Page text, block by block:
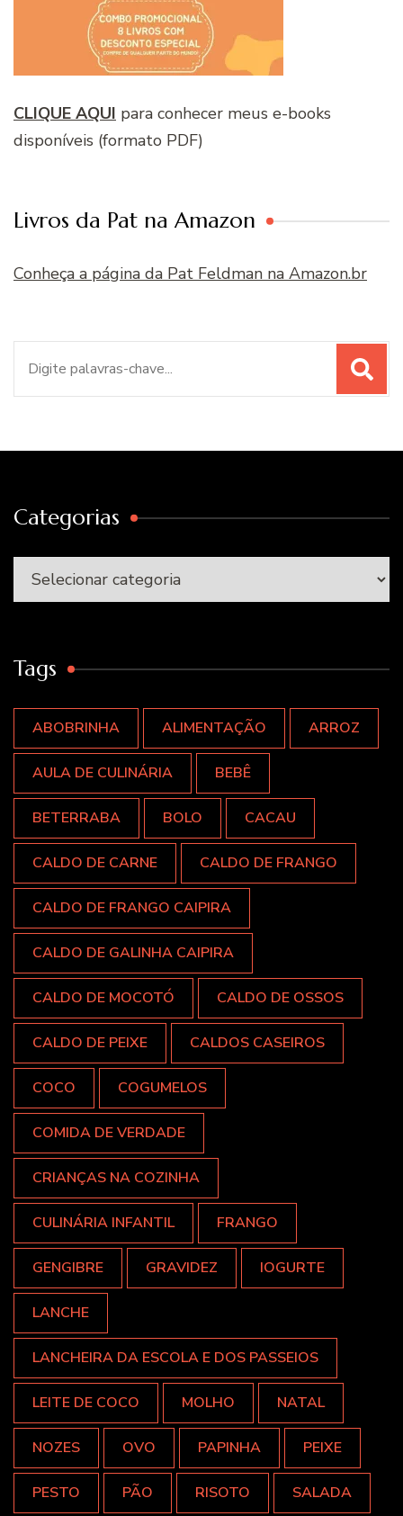
CLIQUE AQUI para conhecer meus e-books
disponíveis (formato PDF)
Livros da Pat na Amazon
Conheça a página da Pat Feldman na Amazon.br
Categorias
Categorias
Tags
ABOBRINHA ALIMENTAÇÃO ARROZ
AULA DE CULINÁRIA BEBÊ
BETERRABA BOLO CACAU
CALDO DE CARNE CALDO DE FRANGO
CALDO DE FRANGO CAIPIRA
CALDO DE GALINHA CAIPIRA
CALDO DE MOCOTÓ CALDO DE OSSOS
CALDO DE PEIXE CALDOS CASEIROS
COCO COGUMELOS
COMIDA DE VERDADE
CRIANÇAS NA COZINHA
CULINÁRIA INFANTIL FRANGO
GENGIBRE GRAVIDEZ IOGURTE
LANCHE
LANCHEIRA DA ESCOLA E DOS PASSEIOS
LEITE DE COCO MOLHO NATAL
NOZES OVO PAPINHA PEIXE
PESTO PÃO RISOTO SALADA